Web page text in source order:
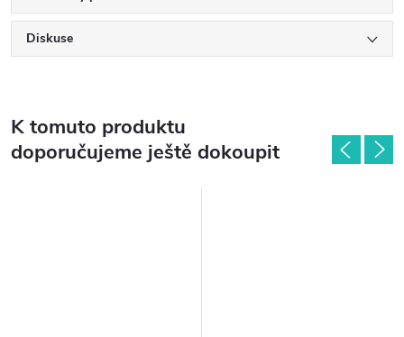
Diskuse
K tomuto produktu
doporučujeme ještě dokoupit